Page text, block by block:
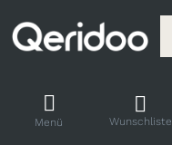
Menü Wunschliste